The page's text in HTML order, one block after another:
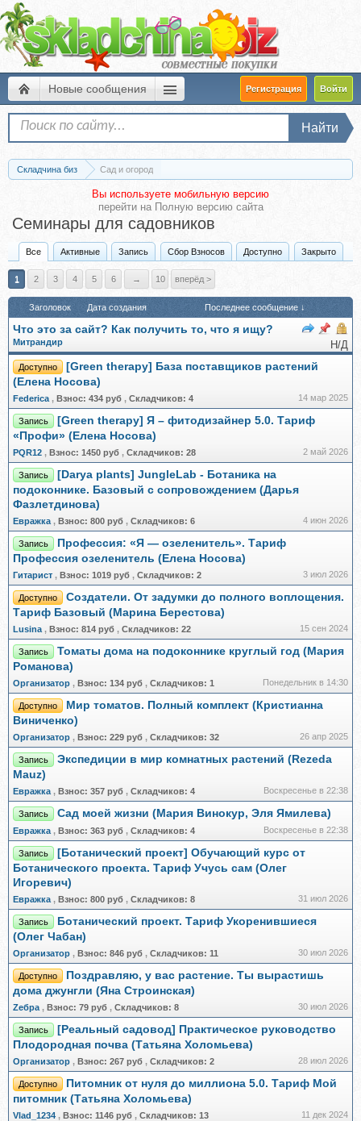
Новые сообщения Регистрация Войти
Найти
Складчина биз Сад и огород
Вы используете мобильную версию
перейти на Полную версию сайта
Семинары для садовников
Все Активные Запись Сбор Взносов Доступно Закрыто
1 2 3 4 5 6 → 10 вперёд >
Заголовок Дата создания Последнее сообщение ↓
Что это за сайт? Как получить то, что я ищу?
Митрандир Н/Д
Доступно
[Green therapy] База поставщиков растений
(Елена Носова)
Federica , Взнос: 434 руб , Складчиков: 4 14 мар 2025
Запись
[Green therapy] Я – фитодизайнер 5.0. Тариф
«Профи» (Елена Носова)
PQR12 , Взнос: 1450 руб , Складчиков: 28 2 май 2026
Запись
[Darya plants] JungleLab - Ботаника на
подоконнике. Базовый с сопровождением (Дарья
Фазлетдинова)
Евражкa , Взнос: 800 руб , Складчиков: 6 4 июн 2026
Запись
Профессия: «Я — озеленитель». Тариф
Профессия озеленитель (Елена Носова)
Гитарист , Взнос: 1019 руб , Складчиков: 2 3 июл 2026
Доступно
Создатели. От задумки до полного воплощения.
Тариф Базовый (Марина Берестова)
Lusina , Взнос: 814 руб , Складчиков: 22 15 сен 2024
Запись
Томаты дома на подоконнике круглый год (Мария
Романова)
Организатор , Взнос: 134 руб , Складчиков: 1 Понедельник в 14:30
Доступно
Мир томатов. Полный комплект (Кристианна
Виниченко)
Организатор , Взнос: 229 руб , Складчиков: 32 26 апр 2025
Запись
Экспедиции в мир комнатных растений (Rezeda
Mauz)
Евражкa , Взнос: 357 руб , Складчиков: 4 Воскресенье в 22:38
Запись Сад моей жизни (Мария Винокур, Эля Ямилева)
Евражкa , Взнос: 363 руб , Складчиков: 4 Воскресенье в 22:38
Запись
[Ботанический проект] Обучающий курс от
Ботанического проекта. Тариф Учусь сам (Олег
Игоревич)
Евражкa , Взнос: 800 руб , Складчиков: 8 31 июл 2026
Запись
Ботанический проект. Тариф Укоренившиеся
(Олег Чабан)
Организатор , Взнос: 846 руб , Складчиков: 11 30 июл 2026
Доступно
Поздравляю, у вас растение. Ты вырастишь
дома джунгли (Яна Строинская)
Zебра , Взнос: 79 руб , Складчиков: 8 30 июл 2026
Запись
[Реальный садовод] Практическое руководство
Плодородная почва (Татьяна Холомьева)
Организатор , Взнос: 267 руб , Складчиков: 2 28 июл 2026
Доступно
Питомник от нуля до миллиона 5.0. Тариф Мой
питомник (Татьяна Холомьева)
Vlad_1234 , Взнос: 1146 руб , Складчиков: 13 11 дек 2024